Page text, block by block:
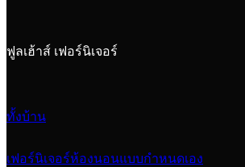
ฟูลเฮ้าส์ เฟอร์นิเจอร์
ทั้งบ้าน
เฟอร์นิเจอร์ห้องนอนแบบกำหนดเอง